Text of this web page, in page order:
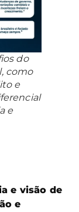
do
como
e
e
e visão de
e